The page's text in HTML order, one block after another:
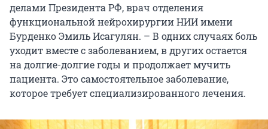
делами Президента РФ, врач отделения
функциональной нейрохирургии НИИ имени
Бурденко Эмиль Исагулян. – В одних случаях боль
уходит вместе с заболеванием, в других остается
на долгие-долгие годы и продолжает мучить
пациента. Это самостоятельное заболевание,
которое требует специализированного лечения.